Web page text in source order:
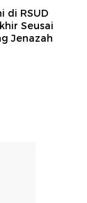
di RSUD
Seusai
Jenazah